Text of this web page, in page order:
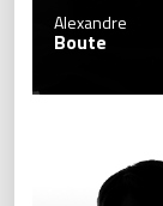
Alexandre
Boute